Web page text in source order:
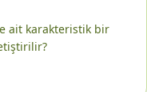
ait karakteristik bir